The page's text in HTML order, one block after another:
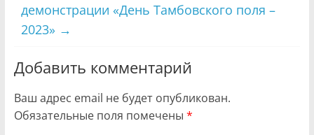
демонстрации «День Тамбовского поля –
2023» →
Добавить комментарий
Ваш адрес email не будет опубликован.
Обязательные поля помечены *